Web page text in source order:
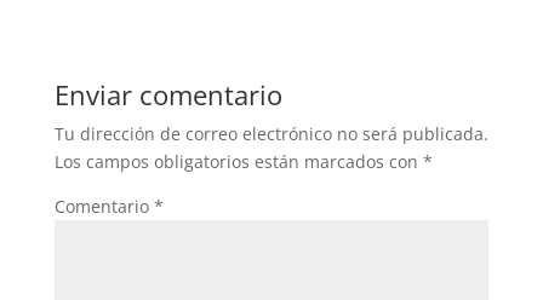
Enviar comentario
Tu dirección de correo electrónico no será publicada.
Los campos obligatorios están marcados con *
Comentario *